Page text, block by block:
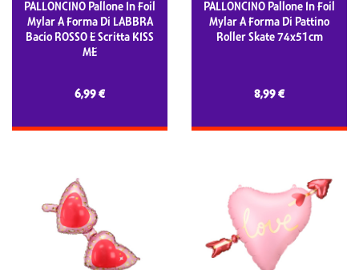
PALLONCINO Pallone In Foil
Mylar A Forma Di LABBRA
Bacio ROSSO E Scritta KISS
ME
6,99 €
PALLONCINO Pallone In Foil
Mylar A Forma Di Pattino
Roller Skate 74x51cm
8,99 €